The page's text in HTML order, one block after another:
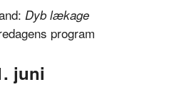
Dyb lækage
program
juni